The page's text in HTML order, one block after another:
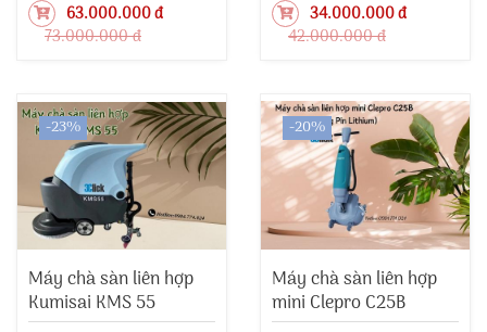
63.000.000 đ
73.000.000 đ
34.000.000 đ
42.000.000 đ
-23%
Máy chà sàn liên hợp
Kumisai KMS 55
-20%
Máy chà sàn liên hợp
mini Clepro C25B